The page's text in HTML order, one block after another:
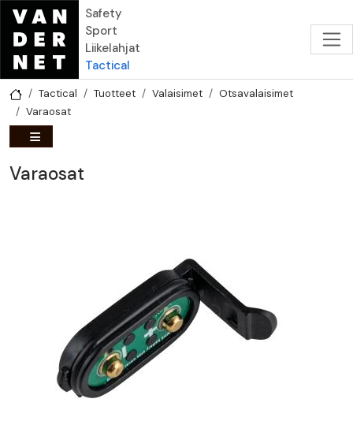
Hyppää pääsisältöön
Safety
Sport
Liikelahjat
Tactical
Tactical Tuotteet Valaisimet
Otsavalaisimet
Varaosat
Varaosat